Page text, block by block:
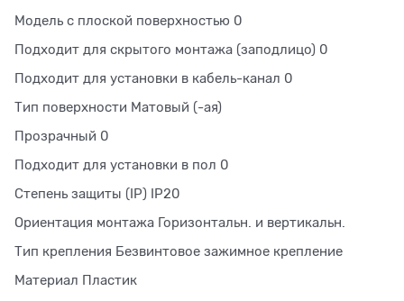
Модель с плоской поверхностью 0
Подходит для скрытого монтажа (заподлицо) 0
Подходит для установки в кабель-канал 0
Тип поверхности Матовый (-ая)
Прозрачный 0
Подходит для установки в пол 0
Степень защиты (IP) IP20
Ориентация монтажа Горизонтальн. и вертикальн.
Тип крепления Безвинтовое зажимное крепление
Материал Пластик